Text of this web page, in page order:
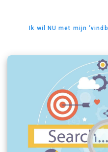
Ik wil NU met mijn